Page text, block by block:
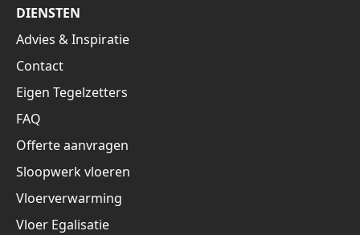
DIENSTEN
Advies & Inspiratie
Contact
Eigen Tegelzetters
FAQ
Offerte aanvragen
Sloopwerk vloeren
Vloerverwarming
Vloer Egalisatie